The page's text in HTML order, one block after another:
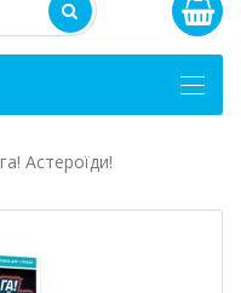
Астероїди!